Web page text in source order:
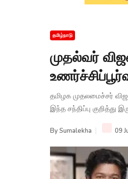
தமிழ்நாடு
முதல்வர்
தமிழக முதலமைச்சர்
இந்த சந்திப்பு குறித்து
BySumalekha 09